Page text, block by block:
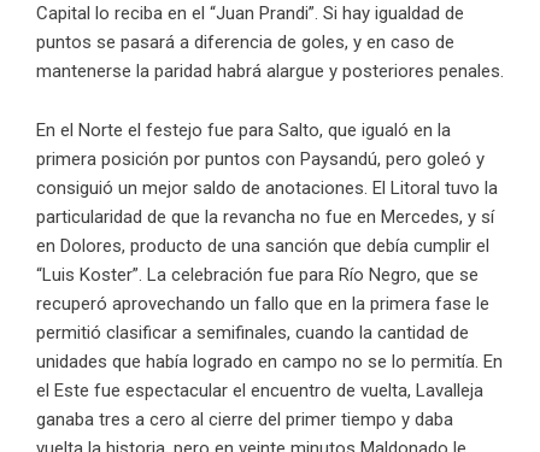
Capital lo reciba en el “Juan Prandi”. Si hay igualdad de
puntos se pasará a diferencia de goles, y en caso de
mantenerse la paridad habrá alargue y posteriores penales.
En el Norte el festejo fue para Salto, que igualó en la
primera posición por puntos con Paysandú, pero goleó y
consiguió un mejor saldo de anotaciones. El Litoral tuvo la
particularidad de que la revancha no fue en Mercedes, y sí
en Dolores, producto de una sanción que debía cumplir el
“Luis Koster”. La celebración fue para Río Negro, que se
recuperó aprovechando un fallo que en la primera fase le
permitió clasificar a semifinales, cuando la cantidad de
unidades que había logrado en campo no se lo permitía. En
el Este fue espectacular el encuentro de vuelta, Lavalleja
ganaba tres a cero al cierre del primer tiempo y daba